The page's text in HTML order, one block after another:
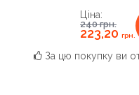
Ціна:
240грн.
223,20 грн.
За цю покупку ви